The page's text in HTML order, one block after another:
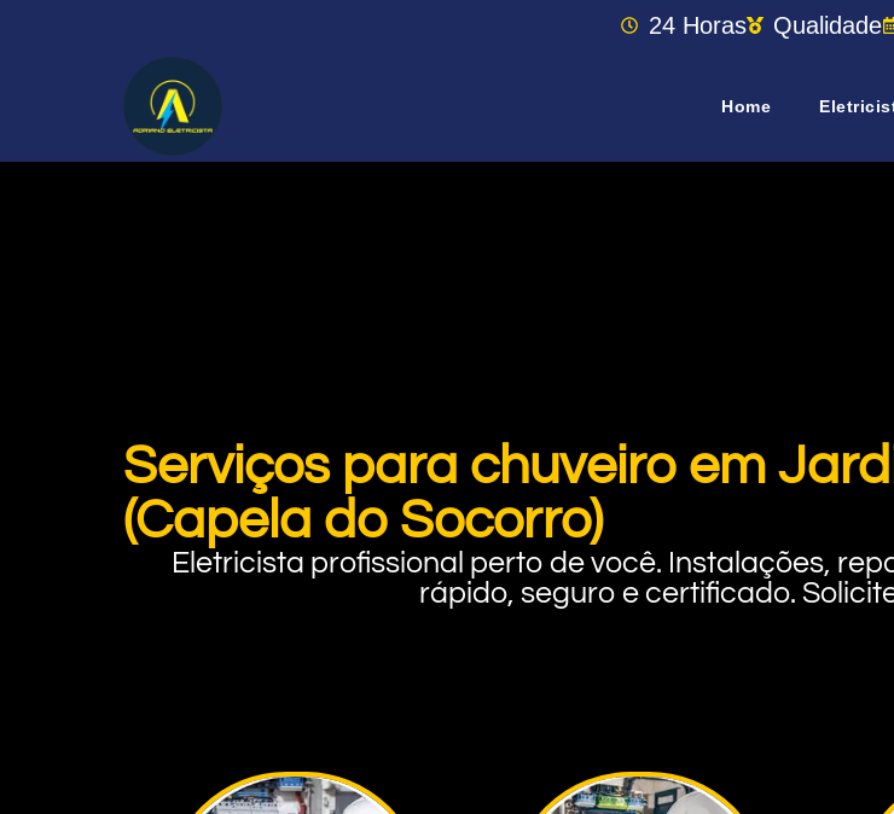
24 Horas Qualidade
Home
Serviços para chuveiro em
(Capela do Socorro)
Eletricista profissional perto de você. Instalações,
rápido, seguro e certificado.